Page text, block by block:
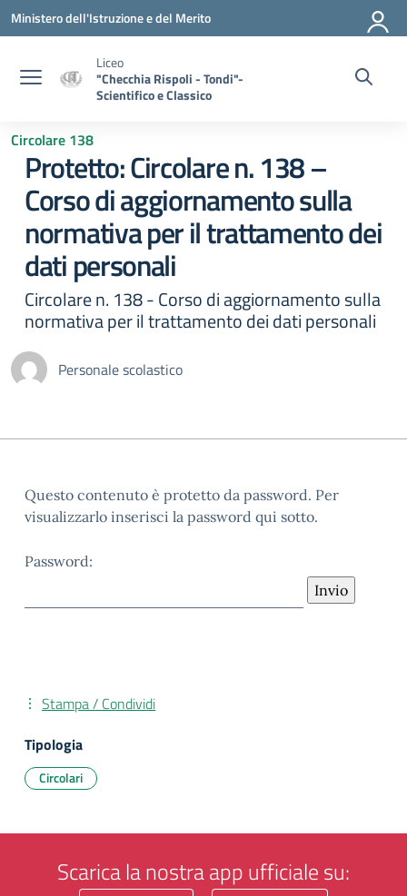
Vai ai contenuti
Vai al menu di navigazione
Vai al footer
Ministero dell'Istruzione e del Merito
Liceo
"Checchia Rispoli - Tondi"-
Scientifico e Classico
Circolare 138
Protetto: Circolare n. 138 –
Corso di aggiornamento sulla
normativa per il trattamento dei
dati personali
Circolare n. 138 - Corso di aggiornamento sulla
normativa per il trattamento dei dati personali
Personale scolastico
Questo contenuto è protetto da password. Per
visualizzarlo inserisci la password qui sotto.
Password:
Stampa / Condividi
Tipologia
Circolari
Scarica la nostra app ufficiale su: